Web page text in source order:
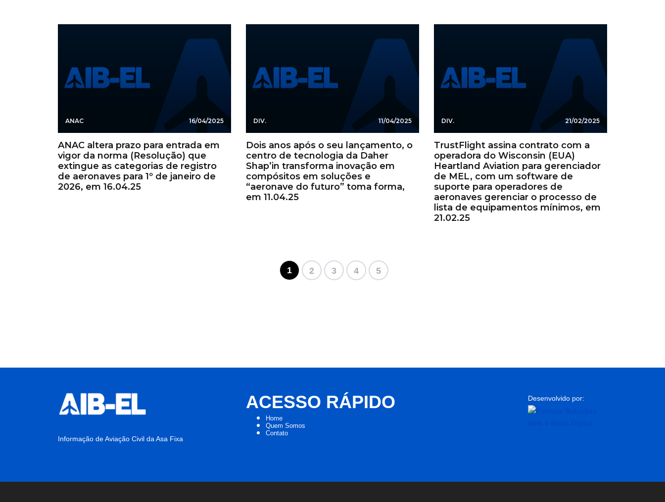
ANAC 16/04/2025
ANAC altera prazo para entrada em
vigor da norma (Resolução) que
extingue as categorias de registro
de aeronaves para 1º de janeiro de
2026, em 16.04.25
DIV. 11/04/2025
Dois anos após o seu lançamento, o
centro de tecnologia da Daher
Shap’in transforma inovação em
compósitos em soluções e
“aeronave do futuro” toma forma,
em 11.04.25
DIV. 21/02/2025
TrustFlight assina contrato com a
operadora do Wisconsin (EUA)
Heartland Aviation para gerenciador
de MEL, com um software de
suporte para operadores de
aeronaves gerenciar o processo de
lista de equipamentos mínimos, em
21.02.25
1 2 3 4 5
Informação de Aviação Civil da Asa Fixa
ACESSO RÁPIDO
Home
Quem Somos
Contato
Desenvolvido por: